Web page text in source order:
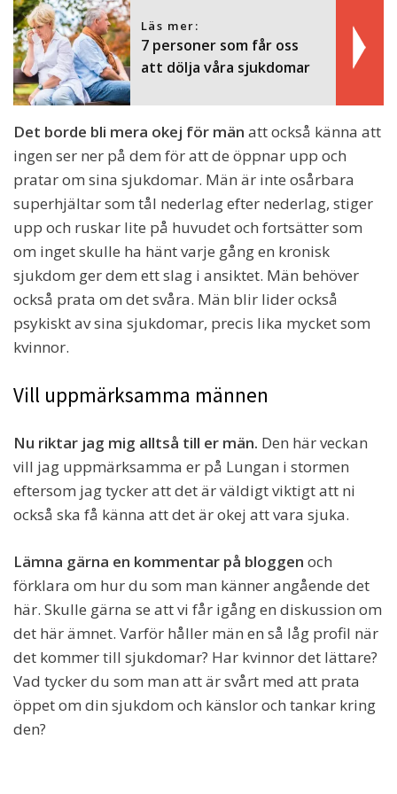
Läs mer:
7 personer som får oss
att dölja våra sjukdomar
Det borde bli mera okej för män att också känna att
ingen ser ner på dem för att de öppnar upp och
pratar om sina sjukdomar. Män är inte osårbara
superhjältar som tål nederlag efter nederlag, stiger
upp och ruskar lite på huvudet och fortsätter som
om inget skulle ha hänt varje gång en kronisk
sjukdom ger dem ett slag i ansiktet. Män behöver
också prata om det svåra. Män blir lider också
psykiskt av sina sjukdomar, precis lika mycket som
kvinnor.
Vill uppmärksamma männen
Nu riktar jag mig alltså till er män. Den här veckan
vill jag uppmärksamma er på Lungan i stormen
eftersom jag tycker att det är väldigt viktigt att ni
också ska få känna att det är okej att vara sjuka.
Lämna gärna en kommentar på bloggen och
förklara om hur du som man känner angående det
här. Skulle gärna se att vi får igång en diskussion om
det här ämnet. Varför håller män en så låg profil när
det kommer till sjukdomar? Har kvinnor det lättare?
Vad tycker du som man att är svårt med att prata
öppet om din sjukdom och känslor och tankar kring
den?